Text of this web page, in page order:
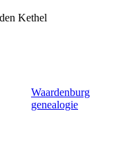
Kethel
Waardenburg
genealogie